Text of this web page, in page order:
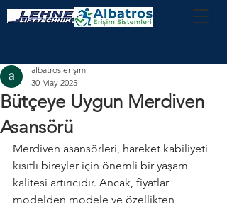
Bütçeye Uygun Merdiven
Asansörü
albatros erişim
30 May 2025
Merdiven asansörleri, hareket kabiliyeti
kısıtlı bireyler için önemli bir yaşam
kalitesi artırıcıdır. Ancak, fiyatlar
modelden modele ve özellikten